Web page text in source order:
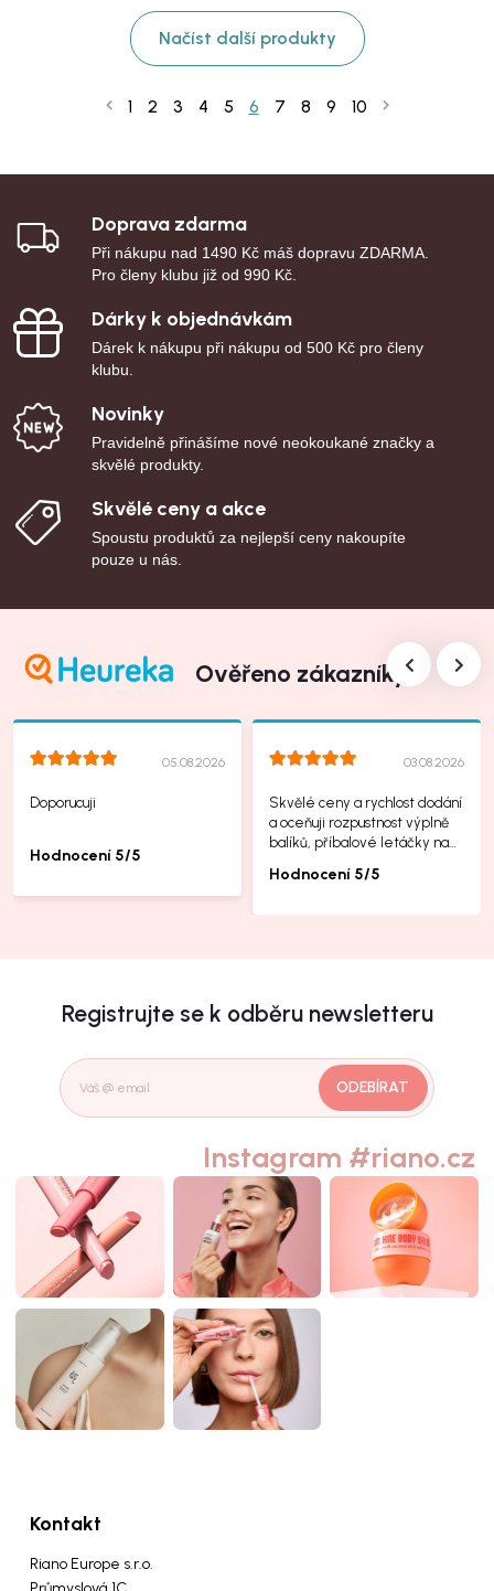
Načíst další produkty
1 2 3 4 5 6 7 8 9 10
Doprava zdarma
Při nákupu nad 1490 Kč máš dopravu ZDARMA.
Pro členy klubu již od 990 Kč.
Dárky k objednávkám
Dárek k nákupu při nákupu od 500 Kč pro členy
klubu.
Novinky
Pravidelně přinášíme nové neokoukané značky a
skvělé produkty.
Skvělé ceny a akce
Spoustu produktů za nejlepší ceny nakoupíte
pouze u nás.
Ověřeno zákazníky
05.08.2026
Doporucuji
Hodnocení 5/5
03.08.2026
Skvělé ceny a rychlost dodání
a oceňuji rozpustnost výplně
balíků, příbalové letáčky na
Hodnocení 5/5
Registrujte se k odběru newsletteru
ODEBÍRAT
Instagram #riano.cz
Kontakt
Riano Europe s.r.o.